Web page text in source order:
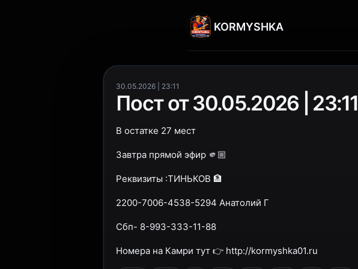
KORMYSHKA
30.05.2026 | 23:11
Пост от 30.05.2026 | 23:11
В остатке 27 мест
Завтра прямой эфир 🫵🏼
Реквизиты :ТИНЬКОВ 🏦
2200-7006-4538-5294 Анатолий Г
Сбп- 8-993-333-11-88
Номера на Камри тут 👉 http://kormyshka01.ru